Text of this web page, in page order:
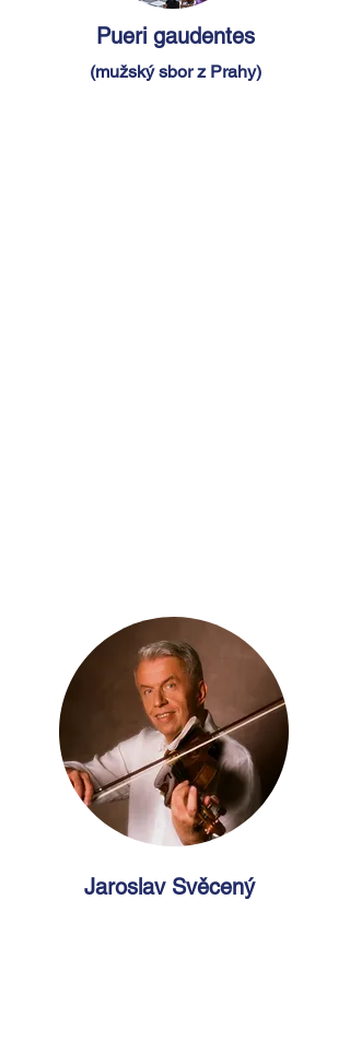
Pueri gaudentes
(mužský sbor z Prahy)
Jaroslav Svěcený